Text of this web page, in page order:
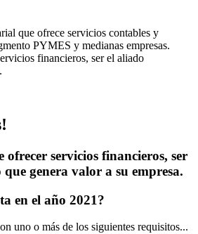
que ofrece servicios contables y
PYMES y medianas empresas.
financieros, ser el aliado
ofrecer servicios financieros, ser
genera valor a su empresa.
en el año 2021?
uno o más de los siguientes requisitos...